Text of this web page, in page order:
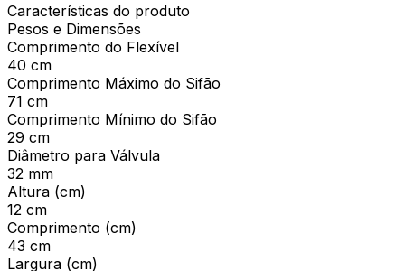
Características do produto
Pesos e Dimensões
Comprimento do Flexível
40 cm
Comprimento Máximo do Sifão
71 cm
Comprimento Mínimo do Sifão
29 cm
Diâmetro para Válvula
32 mm
Altura (cm)
12 cm
Comprimento (cm)
43 cm
Largura (cm)